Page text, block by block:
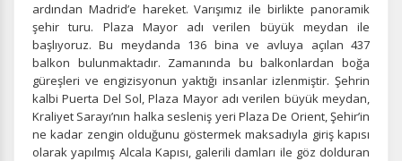
ardından Madrid’e hareket. Varışımız ile birlikte panoramik
şehir turu. Plaza Mayor adı verilen büyük meydan ile
başlıyoruz. Bu meydanda 136 bina ve avluya açılan 437
balkon bulunmaktadır. Zamanında bu balkonlardan boğa
güreşleri ve engizisyonun yaktığı insanlar izlenmiştir. Şehrin
kalbi Puerta Del Sol, Plaza Mayor adı verilen büyük meydan,
Kraliyet Sarayı’nın halka sesleniş yeri Plaza De Orient, Şehir’in
ne kadar zengin olduğunu göstermek maksadıyla giriş kapısı
olarak yapılmış Alcala Kapısı, galerili damları ile göz dolduran